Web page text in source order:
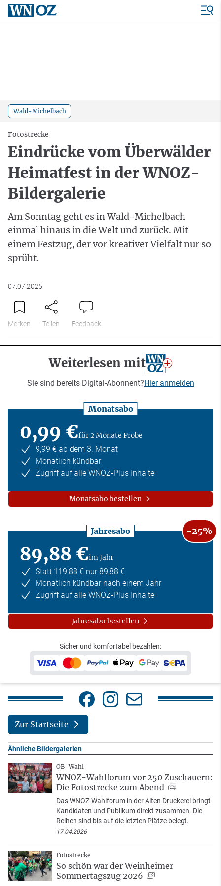
Wald-Michelbach
Fotostrecke
Eindrücke vom Überwälder
Heimatfest in der WNOZ-
Bildergalerie
Am Sonntag geht es in Wald-Michelbach
einmal hinaus in die Welt und zurück. Mit
einem Festzug, der vor kreativer Vielfalt nur so
sprüht.
07.07.2025
Merken Teilen Feedback
Weiterlesen mit
Sie sind bereits Digital-Abonnent?Hier anmelden
Monatsabo
0,99 €für 2 Monate Probe
9,99 € ab dem 3. Monat
Monatlich kündbar
Zugriff auf alle WNOZ-Plus Inhalte
Monatsabo bestellen
Jahresabo -25%
89,88 €im Jahr
Statt 119,88 € nur 89,88 €
Monatlich kündbar nach einem Jahr
Zugriff auf alle WNOZ-Plus Inhalte
Jahresabo bestellen
Sicher und komfortabel bezahlen:
Zur Startseite
Ähnliche Bildergalerien
OB-Wahl
WNOZ-Wahlforum vor 250 Zuschauern:
Die Fotostrecke zum Abend
Das WNOZ-Wahlforum in der Alten Druckerei bringt
Kandidaten und Publikum direkt zusammen. Die
Reihen sind bis auf die letzten Plätze belegt.
17.04.2026
Fotostrecke
So schön war der Weinheimer
Sommertagszug 2026